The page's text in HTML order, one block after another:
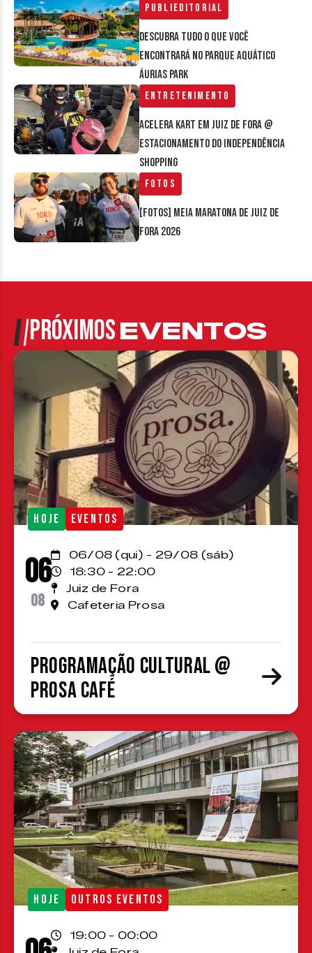
Publieditorial
Descubra tudo o que você
encontrará no parque aquático
Áurias Park
Entretenimento
Acelera Kart em Juiz de Fora @
estacionamento do Independência
Shopping
Fotos
[FOTOS] Meia Maratona de Juiz de
Fora 2026
PRÓXIMOSEVENTOS
HOJE EVENTOS
06
08
06/08 (qui) - 29/08 (sáb)
18:30 - 22:00
Juiz de Fora
Cafeteria Prosa
Programação cultural @
Prosa Café
HOJE OUTROS EVENTOS
19:00 - 00:00